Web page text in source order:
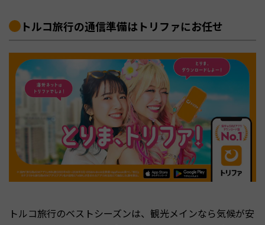
トルコ旅行の通信準備はトリファにお任せ
トルコ旅行のベストシーズンは、観光メインなら気候が安